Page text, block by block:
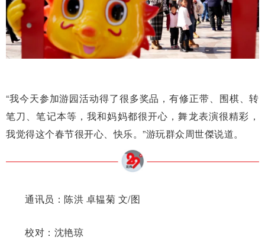
“我今天参加游园活动得了很多奖品，有修正带、围棋、转
笔刀、笔记本等，我和妈妈都很开心，舞龙表演很精彩，
我觉得这个春节很开心、快乐。”游玩群众周世傑说道。
通讯员：陈洪 卓韫菊 文/图
校对：沈艳琼